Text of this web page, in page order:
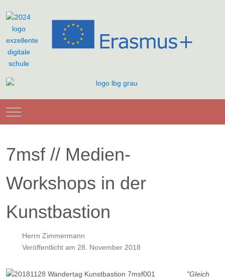
Mobile Menu Toggle
7msf // Medien-
Workshops in der
Kunstbastion
Herrn Zimmermann
Veröffentlicht am 28. November 2018
"Gleich